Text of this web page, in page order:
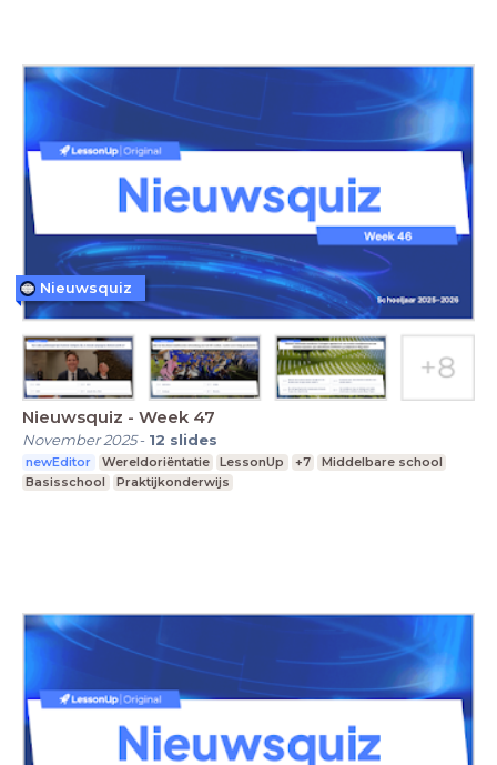
Nieuwsquiz - Week 47
November 2025- 12 slides
newEditor Wereldoriëntatie LessonUp +7
Middelbare school
Basisschool
Praktijkonderwijs
Nieuwsquiz